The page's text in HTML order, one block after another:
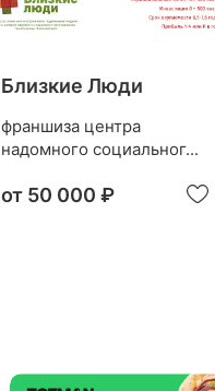
Близкие Люди
франшиза центра
надомного социальног...
от 50 000 ₽